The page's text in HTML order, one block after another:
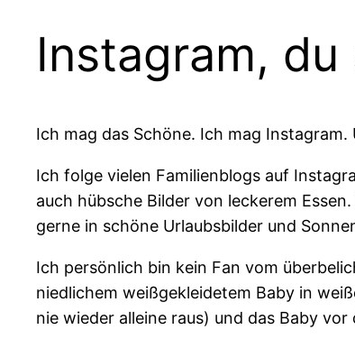
Instagram,
Ich mag das Schöne. Ich mag
Ich folge vielen Familienblogs auf
auch hübsche Bilder von leckerem
gerne in schöne Urlaubsbilder und
Ich persönlich bin kein Fan vom
niedlichem weißgekleidetem Baby in
nie wieder alleine raus) und das Baby